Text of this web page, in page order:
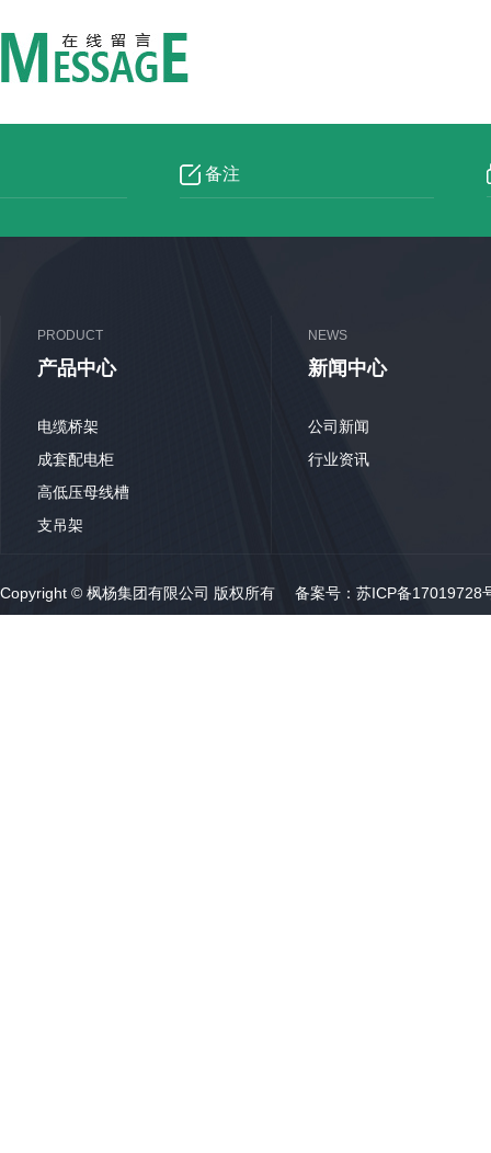
PRODUCT
产品中心
电缆桥架
成套配电柜
高低压母线槽
支吊架
NEWS
新闻中心
公司新闻
行业资讯
Copyright © 枫杨集团有限公司 版权所有 备案号： 苏ICP备17019728